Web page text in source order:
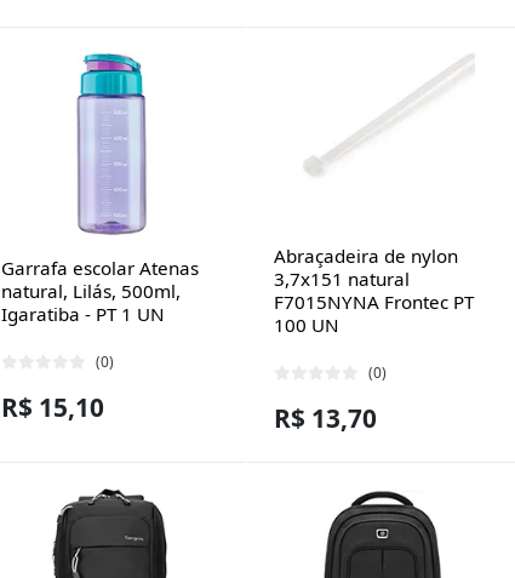
Garrafa escolar Atenas
natural, Lilás, 500ml,
Igaratiba - PT 1 UN
(0)
R$ 15,10
Abraçadeira de nylon
3,7x151 natural
F7015NYNA Frontec PT
100 UN
(0)
R$ 13,70